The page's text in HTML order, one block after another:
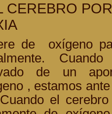
CEREBRO POR
de oxígeno
de un
, estamos
el